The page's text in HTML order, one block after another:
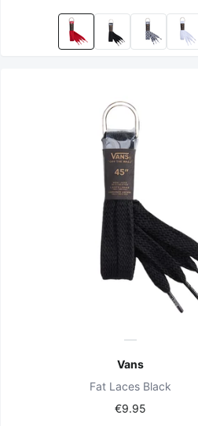
Vans
Fat Laces Black
€9.95